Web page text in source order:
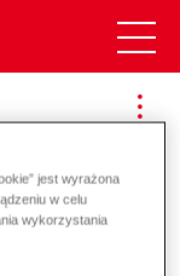
i
jest wyrażona
w celu
wykorzystania